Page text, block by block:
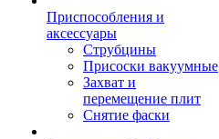
Приспособления и
аксессуары
Струбцины
Присоски вакуумные
Захват и
перемещение плит
Снятие фаски